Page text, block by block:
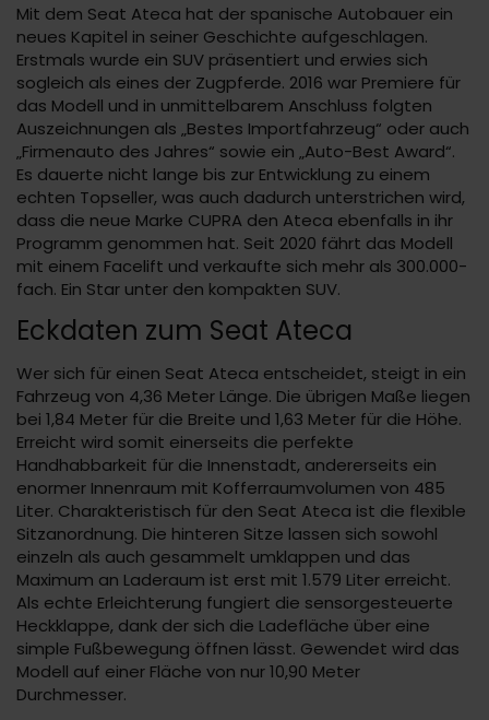
Mit dem Seat Ateca hat der spanische Autobauer ein
neues Kapitel in seiner Geschichte aufgeschlagen.
Erstmals wurde ein SUV präsentiert und erwies sich
sogleich als eines der Zugpferde. 2016 war Premiere für
das Modell und in unmittelbarem Anschluss folgten
Auszeichnungen als „Bestes Importfahrzeug“ oder auch
„Firmenauto des Jahres“ sowie ein „Auto-Best Award“.
Es dauerte nicht lange bis zur Entwicklung zu einem
echten Topseller, was auch dadurch unterstrichen wird,
dass die neue Marke CUPRA den Ateca ebenfalls in ihr
Programm genommen hat. Seit 2020 fährt das Modell
mit einem Facelift und verkaufte sich mehr als 300.000-
fach. Ein Star unter den kompakten SUV.
Eckdaten zum Seat Ateca
Wer sich für einen Seat Ateca entscheidet, steigt in ein
Fahrzeug von 4,36 Meter Länge. Die übrigen Maße liegen
bei 1,84 Meter für die Breite und 1,63 Meter für die Höhe.
Erreicht wird somit einerseits die perfekte
Handhabbarkeit für die Innenstadt, andererseits ein
enormer Innenraum mit Kofferraumvolumen von 485
Liter. Charakteristisch für den Seat Ateca ist die flexible
Sitzanordnung. Die hinteren Sitze lassen sich sowohl
einzeln als auch gesammelt umklappen und das
Maximum an Laderaum ist erst mit 1.579 Liter erreicht.
Als echte Erleichterung fungiert die sensorgesteuerte
Heckklappe, dank der sich die Ladefläche über eine
simple Fußbewegung öffnen lässt. Gewendet wird das
Modell auf einer Fläche von nur 10,90 Meter
Durchmesser.